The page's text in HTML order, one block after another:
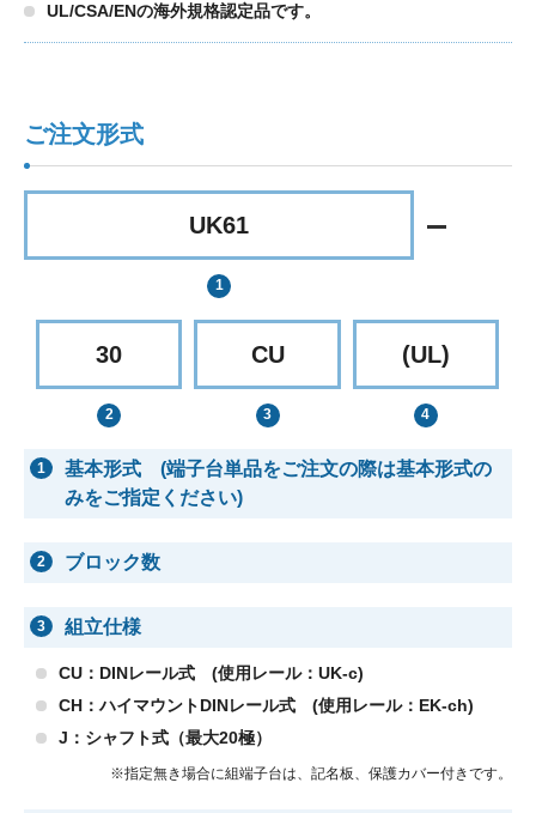
UL/CSA/ENの海外規格認定品です。
ご注文形式
UK61
30 CU (UL)
1
基本形式 (端子台単品をご注文の際は基本形式の
みをご指定ください)
2 ブロック数
3 組立仕様
CU：DINレール式 (使用レール：UK-c)
CH：ハイマウントDINレール式 (使用レール：EK-ch)
J：シャフト式（最大20極）
※指定無き場合に組端子台は、記名板、保護カバー付きです。